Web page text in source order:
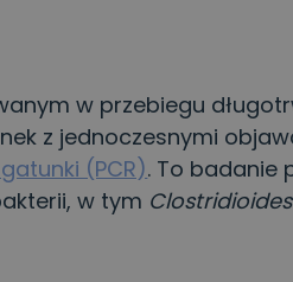
w przebiegu
z jednoczesnymi
(PCR). To badanie
w tym